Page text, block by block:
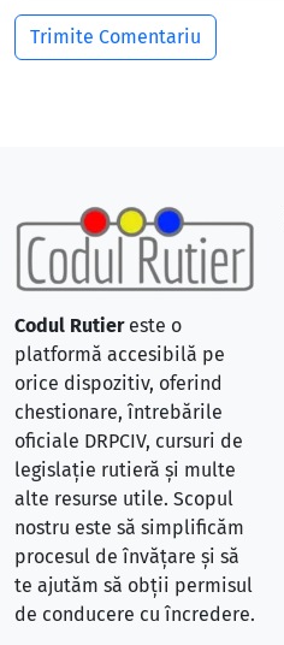
Codul Rutiereste o
platformă accesibilă pe
orice dispozitiv, oferind
chestionare, întrebările
oficiale DRPCIV, cursuri de
legislație rutieră și multe
alte resurse utile. Scopul
nostru este să simplificăm
procesul de învățare și să
te ajutăm să obții permisul
de conducere cu încredere.